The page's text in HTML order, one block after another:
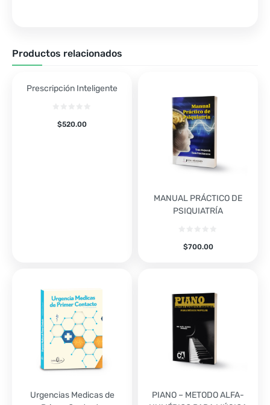
Productos relacionados
Prescripción Inteligente
$520.00
MANUAL PRÁCTICO DE
PSIQUIATRÍA
$700.00
Urgencias Medicas de
PIANO – METODO ALFA-